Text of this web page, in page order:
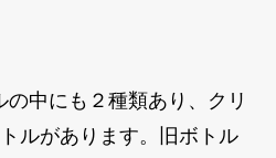
中にも２種類あり、クリ
ルがあります。旧ボトル